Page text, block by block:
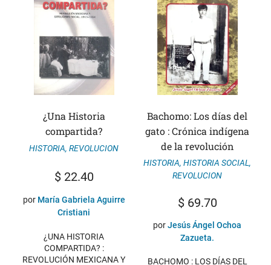
¿Una Historia
compartida?
HISTORIA, REVOLUCION
$22.40
por María Gabriela Aguirre
Cristiani
¿UNA HISTORIA
COMPARTIDA? :
REVOLUCIÓN MEXICANA Y
Bachomo: Los días del
gato : Crónica indígena
de la revolución
HISTORIA, HISTORIA SOCIAL,
REVOLUCION
$69.70
porJesús Ángel Ochoa
Zazueta.
BACHOMO : LOS DÍAS DEL